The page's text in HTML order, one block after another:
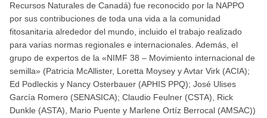
Recursos Naturales de Canadá) fue reconocido por la NAPPO
por sus contribuciones de toda una vida a la comunidad
fitosanitaria alrededor del mundo, incluido el trabajo realizado
para varias normas regionales e internacionales. Además, el
grupo de expertos de la «NIMF 38 – Movimiento internacional de
semilla» (Patricia McAllister, Loretta Moysey y Avtar Virk (ACIA);
Ed Podleckis y Nancy Osterbauer (APHIS PPQ); José Ulises
García Romero (SENASICA); Claudio Feulner (CSTA), Rick
Dunkle (ASTA), Mario Puente y Marlene Ortíz Berrocal (AMSAC))